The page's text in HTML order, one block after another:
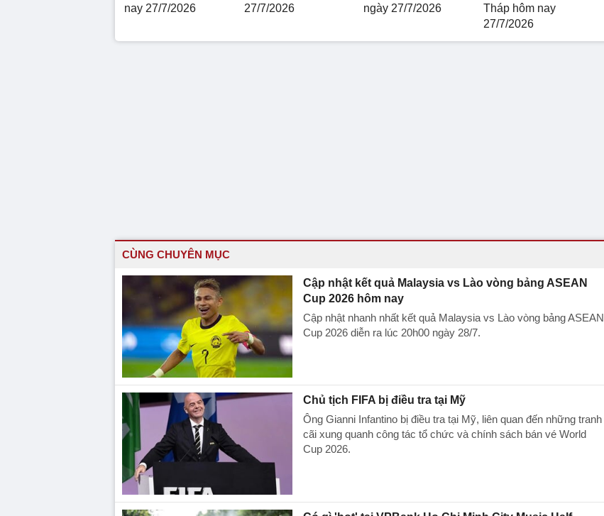
nay 27/7/2026
27/7/2026
ngày 27/7/2026
Tháp hôm nay
27/7/2026
CÙNG CHUYÊN MỤC
Cập nhật kết quả Malaysia vs Lào vòng bảng ASEAN
Cup 2026 hôm nay
Cập nhật nhanh nhất kết quả Malaysia vs Lào vòng bảng ASEAN
Cup 2026 diễn ra lúc 20h00 ngày 28/7.
Chủ tịch FIFA bị điều tra tại Mỹ
Ông Gianni Infantino bị điều tra tại Mỹ, liên quan đến những tranh
cãi xung quanh công tác tổ chức và chính sách bán vé World
Cup 2026.